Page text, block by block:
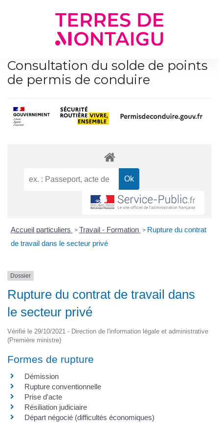
Consultation du solde de points
de permis de conduire
Accueil particuliers > Travail - Formation > Rupture du contrat
de travail dans le secteur privé
Dossier
Rupture du contrat de travail dans
le secteur privé
Vérifié le 29/10/2021 - Direction de l'information légale et administrative
(Première ministre)
Formes de rupture
Démission
Rupture conventionnelle
Prise d'acte
Résiliation judiciaire
Départ négocié (difficultés économiques)